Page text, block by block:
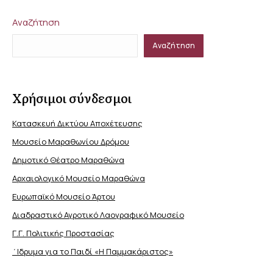
Αναζήτηση
Αναζήτηση
Χρήσιμοι σύνδεσμοι
Κατασκευή Δικτύου Αποχέτευσης
Μουσείο Μαραθωνίου Δρόμου
Δημοτικό Θέατρο Μαραθώνα
Αρχαιολογικό Μουσείο Μαραθώνα
Ευρωπαϊκό Μουσείο Άρτου
Διαδραστικό Αγροτικό Λαογραφικό Μουσείο
Γ.Γ. Πολιτικής Προστασίας
΄Ιδρυμα για το Παιδί «Η Παμμακάριστος»